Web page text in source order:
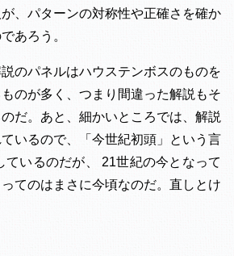
、パターンの対称性や正確さを確か
あろう。
のパネルはハウステンボスのものを
のが多く、つまり間違った解説もそ
だ。あと、細かいところでは、解説
いるので、「今世紀初頭」という言
ているのだが、 21世紀の今となって
てのはまさに今頃なのだ。直しとけ